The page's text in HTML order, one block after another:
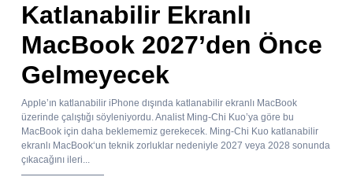
Katlanabilir Ekranlı
MacBook 2027’den Önce
Gelmeyecek
Apple’ın katlanabilir iPhone dışında katlanabilir ekranlı MacBook
üzerinde çalıştığı söyleniyordu. Analist Ming-Chi Kuo’ya göre bu
MacBook için daha beklememiz gerekecek. Ming-Chi Kuo katlanabilir
ekranlı MacBook‘un teknik zorluklar nedeniyle 2027 veya 2028 sonunda
çıkacağını ileri...